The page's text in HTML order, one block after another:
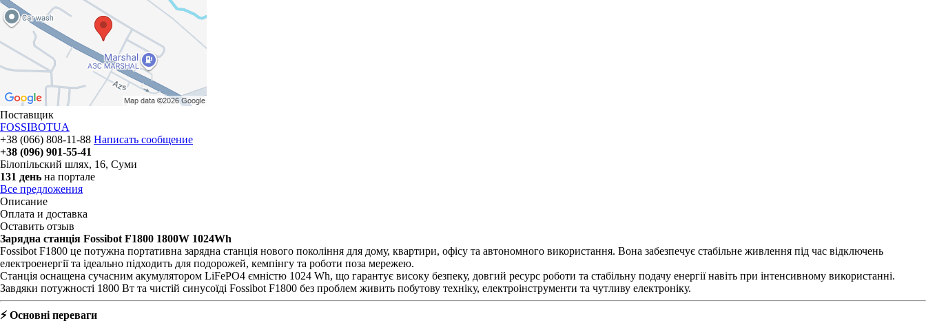
Поставщик
FOSSIBOTUA
+38 (066) 808-11-88 Написать сообщение
+38 (096) 901-55-41
Білопільский шлях, 16, Суми
131 день на портале
Все предложения
Описание
Оплата и доставка
Оставить отзыв
Зарядна станція Fossibot F1800 1800W 1024Wh
Fossibot F1800 це потужна портативна зарядна станція нового покоління для дому, квартири, офісу та автономного використання. Вона забезпечує стабільне живлення під час відключень
електроенергії та ідеально підходить для подорожей, кемпінгу та роботи поза мережею.
Станція оснащена сучасним акумулятором LiFePO4 ємністю 1024 Wh, що гарантує високу безпеку, довгий ресурс роботи та стабільну подачу енергії навіть при інтенсивному використанні.
Завдяки потужності 1800 Вт та чистій синусоїді Fossibot F1800 без проблем живить побутову техніку, електроінструменти та чутливу електроніку.
⚡ Основні переваги